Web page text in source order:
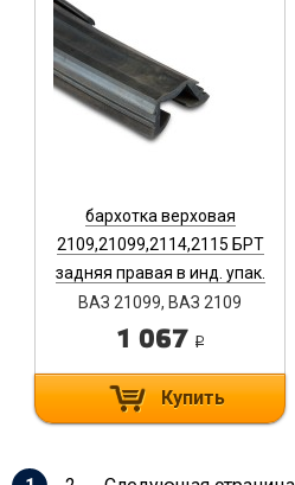
бархотка верховая
2109,21099,2114,2115 БРТ
задняя правая в инд. упак.
2109-6203292РП
ВАЗ 21099, ВАЗ 2109
1 067 i
Купить